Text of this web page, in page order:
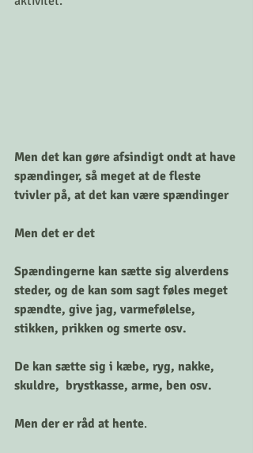
Men det kan gøre afsindigt ondt at have
spændinger, så meget at de fleste
tvivler på, at det kan være spændinger
Men det er det
Spændingerne kan sætte sig alverdens
steder, og de kan som sagt føles meget
spændte, give jag, varmefølelse,
stikken, prikken og smerte osv.
De kan sætte sig i kæbe, ryg, nakke,
skuldre,  brystkasse, arme, ben osv.
Men der er råd at hente.